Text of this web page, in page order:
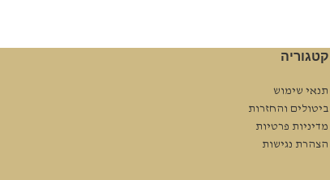
קטגוריה
תנאי שימוש
ביטולים והחזרות
מדיניות פרטיות
הצהרת נגישות